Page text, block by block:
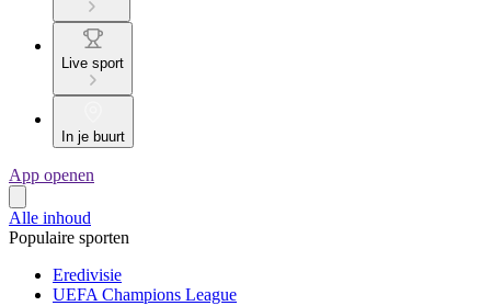
Live sport
In je buurt
App openen
Alle inhoud
Populaire sporten
Eredivisie
UEFA Champions League